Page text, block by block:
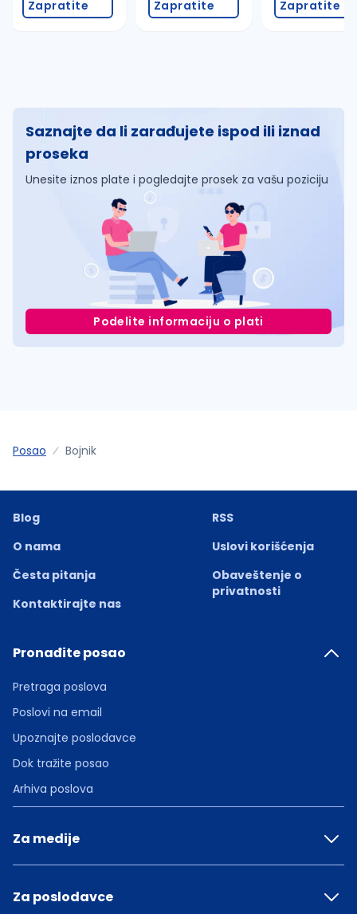
Zapratite Zapratite Zapratite
Saznajte da li zarađujete ispod ili iznad
proseka
Unesite iznos plate i pogledajte prosek za vašu poziciju
Podelite informaciju o plati
Posao Bojnik
Blog
O nama
Česta pitanja
Kontaktirajte nas
RSS
Uslovi korišćenja
Obaveštenje o
privatnosti
Pronađite posao
Pretraga poslova
Poslovi na email
Upoznajte poslodavce
Dok tražite posao
Arhiva poslova
Za medije
Za poslodavce